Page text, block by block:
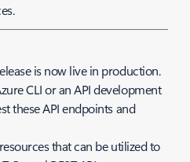
is now live in production.
CLI or an API development
these API endpoints and
that can be utilized to